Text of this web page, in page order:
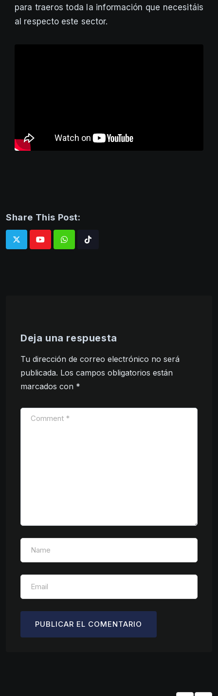
para traeros toda la información que necesitáis
al respecto este sector.
Share This Post:
WhatsappTiktok
Deja una respuesta
Tu dirección de correo electrónico no será
publicada. Los campos obligatorios están
marcados con *